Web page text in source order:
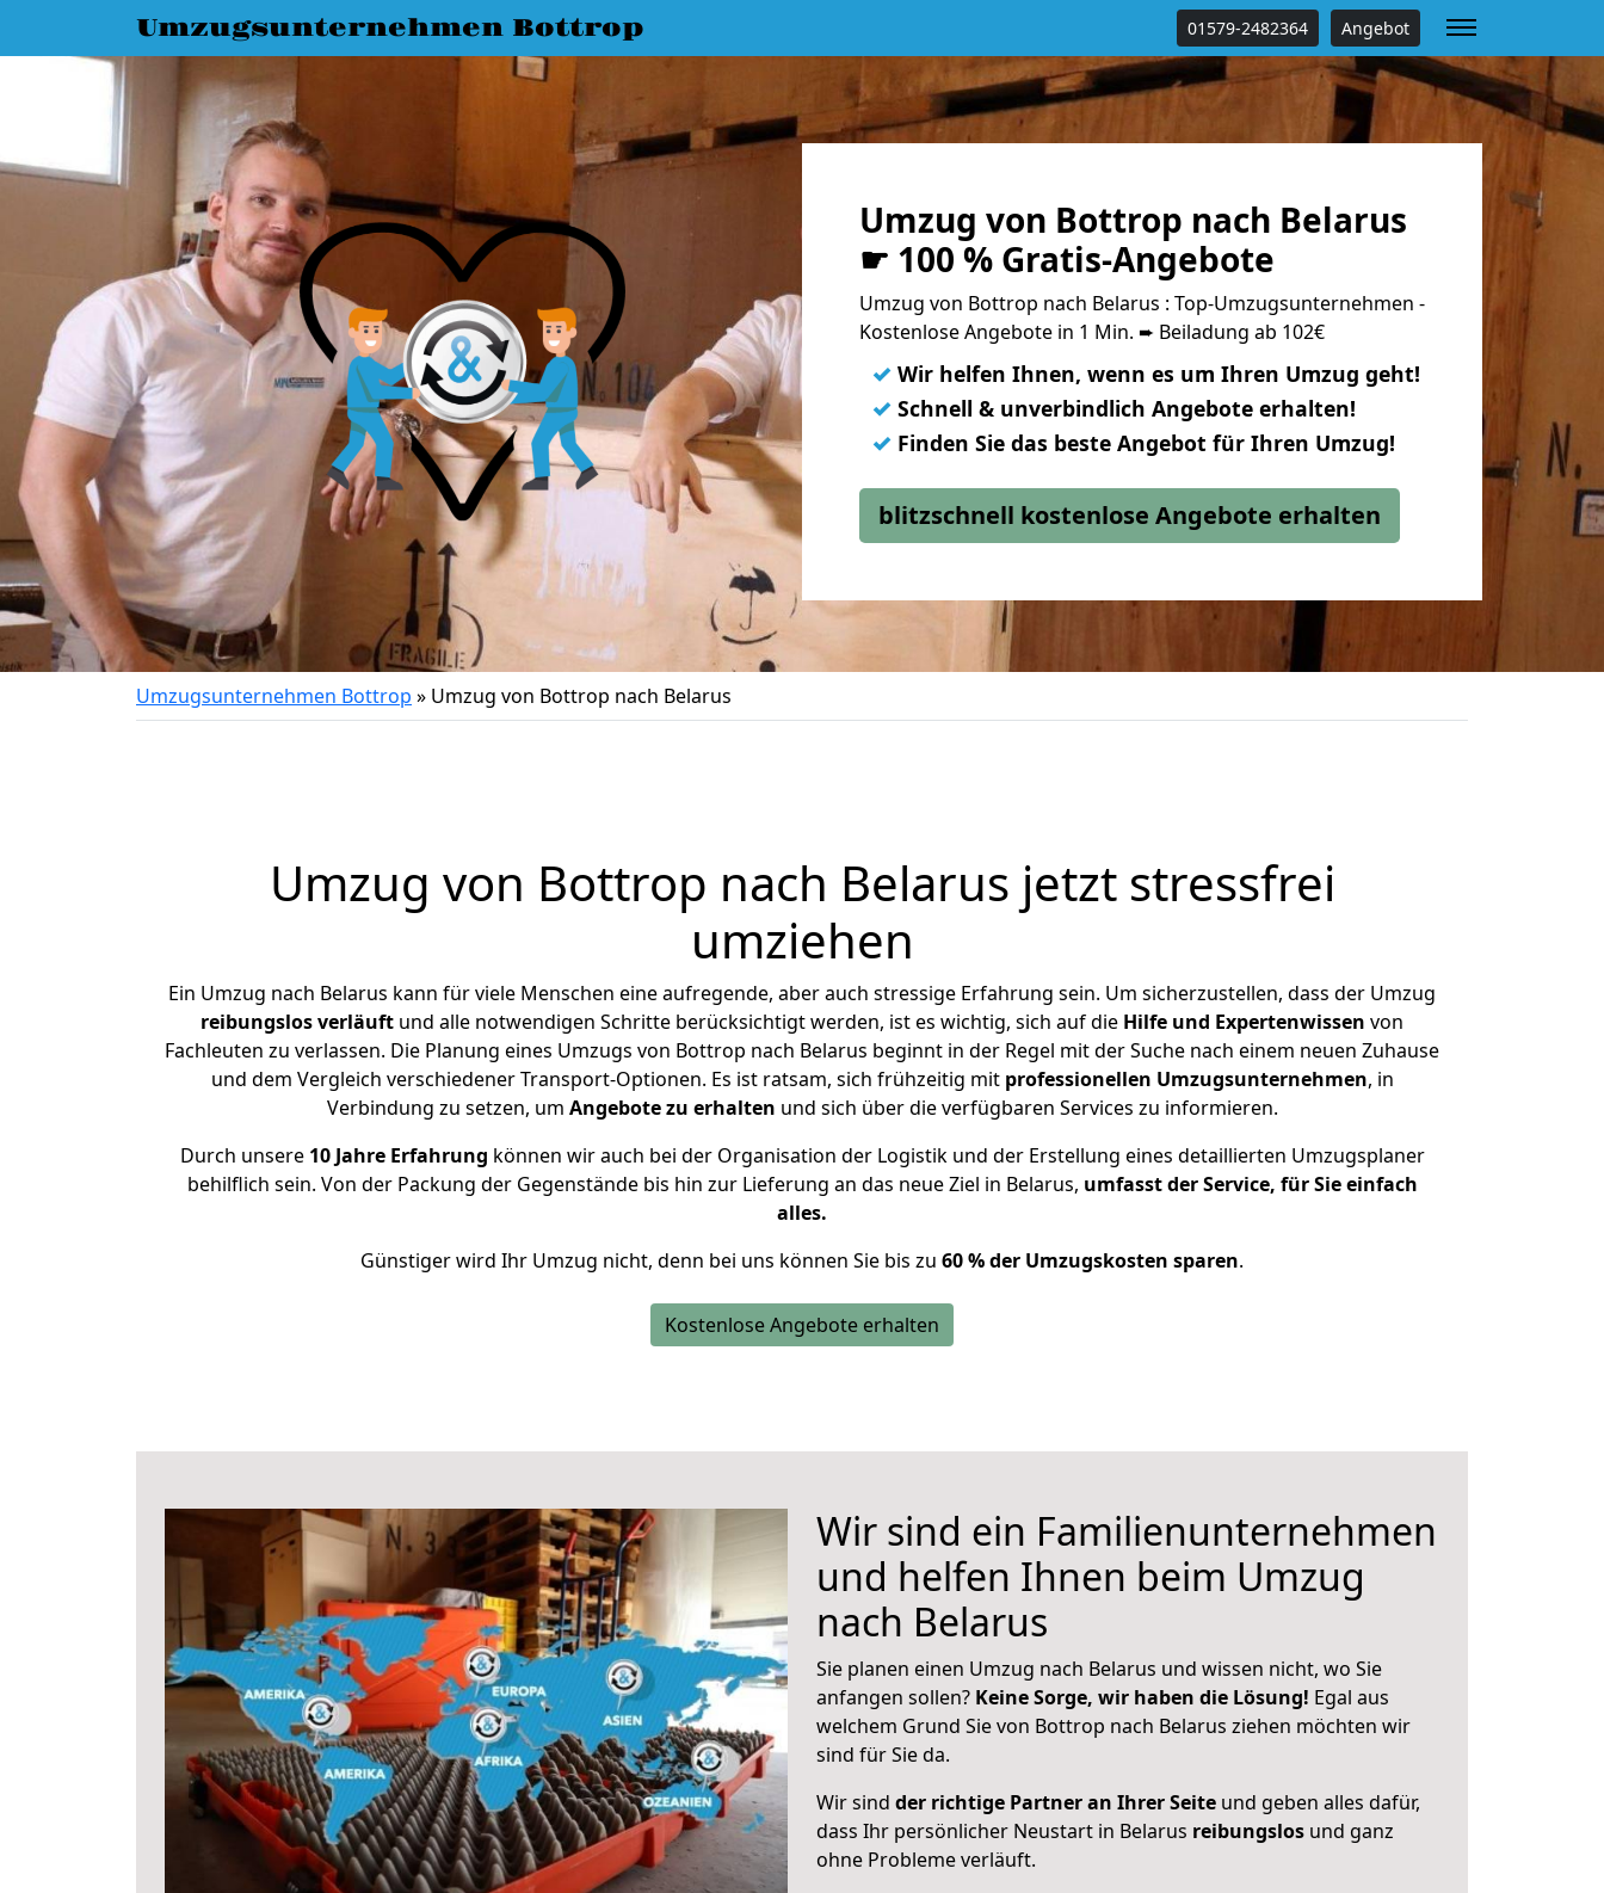
Umzugsunternehmen Bottrop 01579-2482364 Angebot
Umzug von Bottrop nach Belarus
☛ 100 % Gratis-Angebote
Umzug von Bottrop nach Belarus : Top-Umzugsunternehmen -
Kostenlose Angebote in 1 Min. ➨ Beiladung ab 102€
✓ Wir helfen Ihnen, wenn es um Ihren Umzug geht!
✓ Schnell & unverbindlich Angebote erhalten!
✓ Finden Sie das beste Angebot für Ihren Umzug!
blitzschnell kostenlose Angebote erhalten
Umzugsunternehmen Bottrop » Umzug von Bottrop nach Belarus
Umzug von Bottrop nach Belarus jetzt stressfrei
umziehen
Ein Umzug nach Belarus kann für viele Menschen eine aufregende, aber auch stressige Erfahrung sein. Um sicherzustellen, dass der Umzug
reibungslosverläuft und alle notwendigen Schritte berücksichtigt werden, ist es wichtig, sich auf die Hilfe und Expertenwissen von
Fachleuten zu verlassen. Die Planung eines Umzugs von Bottrop nach Belarus beginnt in der Regel mit der Suche nach einem neuen Zuhause
und dem Vergleich verschiedener Transport-Optionen. Es ist ratsam, sich frühzeitig mit professionellen Umzugsunternehmen, in
Verbindung zu setzen, um Angebote zu erhalten und sich über die verfügbaren Services zu informieren.
Durch unsere 10 Jahre Erfahrung können wir auch bei der Organisation der Logistik und der Erstellung eines detaillierten Umzugsplaner
behilflich sein. Von der Packung der Gegenstände bis hin zur Lieferung an das neue Ziel in Belarus, umfasst der Service, für Sie einfach
alles.
Günstiger wird Ihr Umzug nicht, denn bei uns können Sie bis zu 60 % der Umzugskosten sparen.
Kostenlose Angebote erhalten
Wir sind ein Familienunternehmen
und helfen Ihnen beim Umzug
nach Belarus
Sie planen einen Umzug nach Belarus und wissen nicht, wo Sie
anfangen sollen? Keine Sorge, wir haben die Lösung! Egal aus
welchem Grund Sie von Bottrop nach Belarus ziehen möchten wir
sind für Sie da.
Wir sind der richtige Partner an Ihrer Seite und geben alles dafür,
dass Ihr persönlicher Neustart in Belarus reibungslos und ganz
ohne Probleme verläuft.